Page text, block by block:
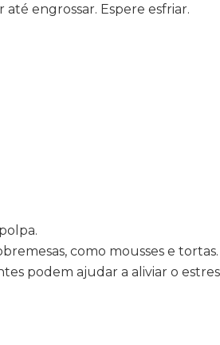
engrossar. Espere esfriar.
como mousses e tortas.
podem ajudar a aliviar o